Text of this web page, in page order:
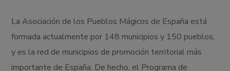
La Asociación de los Pueblos Mágicos de España está
formada actualmente por 148 municipios y 150 pueblos,
y es la red de municipios de promoción territorial más
importante de España. De hecho, el Programa de